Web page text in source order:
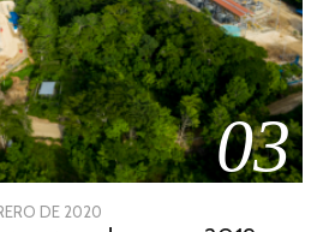
03
DE 2020